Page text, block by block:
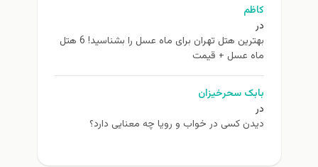
کاظم
در
بهترین هتل تهران برای ماه عسل را بشناسید! 6 هتل
ماه عسل + قیمت
بابک سحرخیزان
در
دیدن کسی در خواب و رویا چه معنایی دارد؟